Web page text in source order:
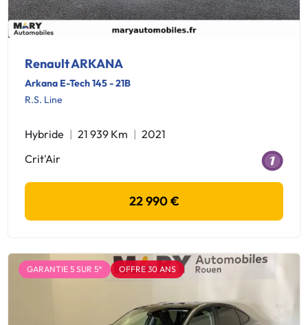
Renault ARKANA
Arkana E-Tech 145 - 21B
R.S. Line
Hybride 21 939 Km
2021
Crit'Air
22 990 €
GARANTIE 5 SUR 5* OFFRE 30 ANS